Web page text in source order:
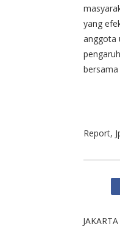
yang
anggota
Report,
JAKARTA